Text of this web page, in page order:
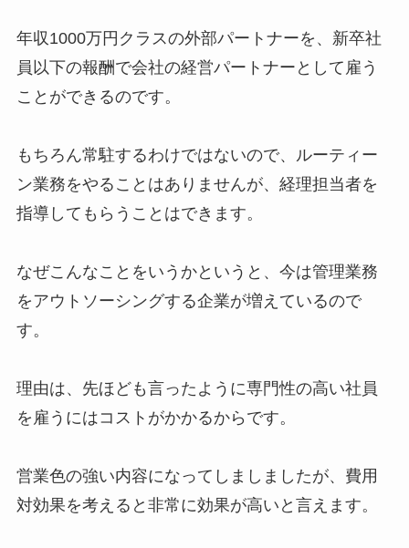
年収1000万円クラスの外部パートナーを、新卒社
員以下の報酬で会社の経営パートナーとして雇う
ことができるのです。
もちろん常駐するわけではないので、ルーティー
ン業務をやることはありませんが、経理担当者を
指導してもらうことはできます。
なぜこんなことをいうかというと、今は管理業務
をアウトソーシングする企業が増えているので
す。
理由は、先ほども言ったように専門性の高い社員
を雇うにはコストがかかるからです。
営業色の強い内容になってしましましたが、費用
対効果を考えると非常に効果が高いと言えます。